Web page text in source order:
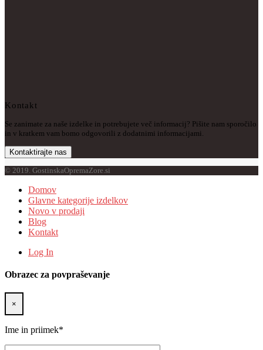
Kontakt
Se zanimate za naše izdelke in potrebujete več informacij? Pišite nam sporočilo
in v kratkem vam bomo odgovorili z dodatnimi informacijami.
Kontaktirajte nas
© 2019. GostinskaOpremaZore.si
Domov
Glavne kategorije izdelkov
Novo v prodaji
Blog
Kontakt
Log In
Obrazec za povpraševanje
×
Ime in priimek*